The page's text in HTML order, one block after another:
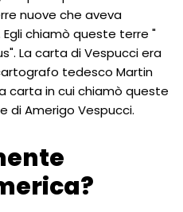
nuove che aveva
chiamò queste terre "
La carta di Vespucci era
tedesco Martin
carta in cui chiamò queste
di Amerigo Vespucci.